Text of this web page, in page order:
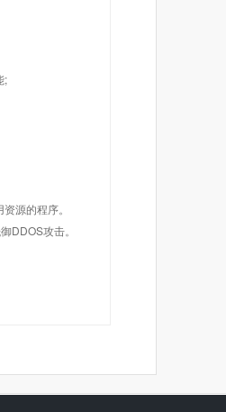
;
源的程序。
DDOS攻击。